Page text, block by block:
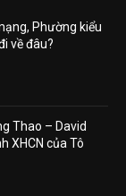
Phường kiểu
về đâu?
Thao – David
XHCN của Tô